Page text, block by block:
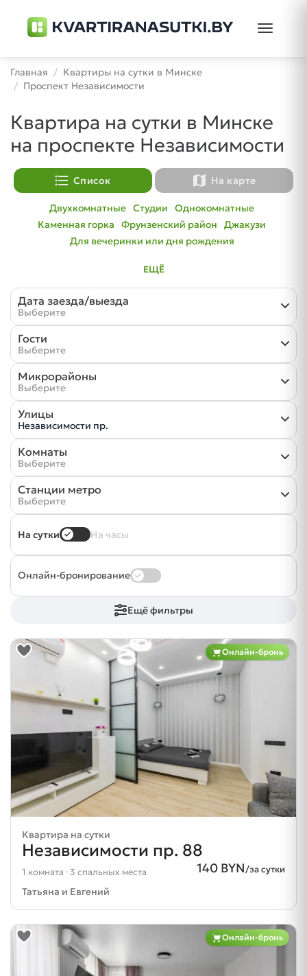
Toggle
Главная
Квартиры на сутки в Минске
Проспект Независимости
Квартира на сутки в Минске
на проспекте Независимости
format_list_bulleted Список map На карте
Двухкомнатные Студии
Однокомнатные
Каменная горка
Фрунзенский район
Джакузи
Для вечеринки или дня рождения
ЕЩЁ
Дата заезда/выезда
Выберите
Гости
Выберите
Микрорайоны
Выберите
Улицы
Независимости пр.
Комнаты
Выберите
Станции метро
Выберите
На сутки На часы
Онлайн-бронирование
Ещё фильтры
Онлайн-бронь
Квартира на сутки
Независимости пр. 88
140 BYN/за сутки
1 комната · 3 спальных места
Татьяна и Евгений
Онлайн-бронь